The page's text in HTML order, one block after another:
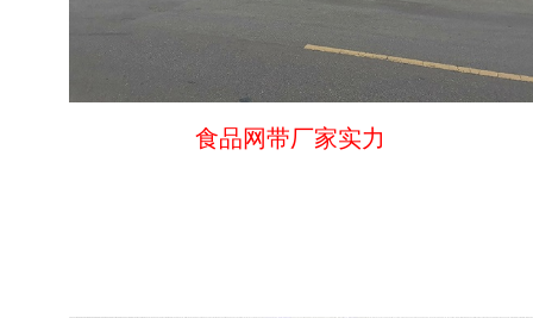
食品网带厂家实力